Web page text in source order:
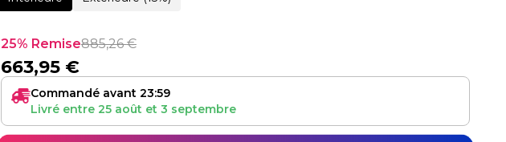
25% Remise885,26€
663,95 €
Commandé avant 23:59
Livré entre 25 août et 3 septembre